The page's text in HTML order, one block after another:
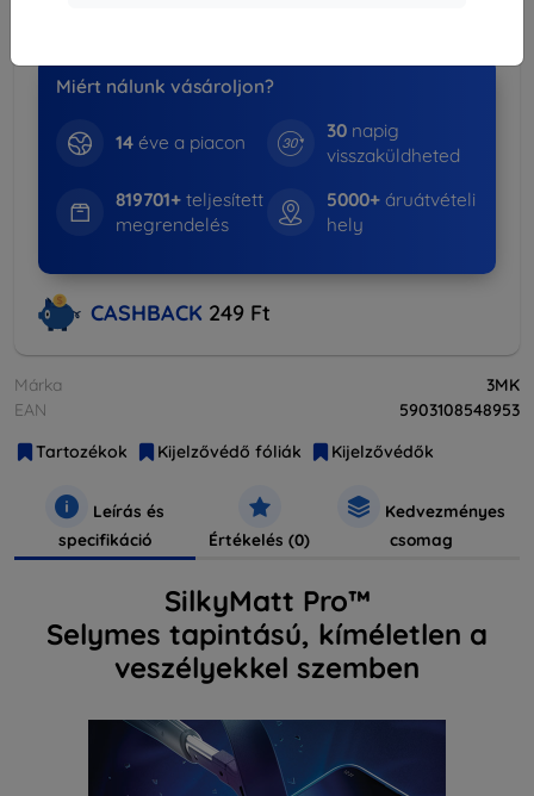
Miért nálunk vásároljon?
14éve a piacon
30 napig
visszaküldheted
819701+teljesített
megrendelés
5000+ áruátvételi
hely
CASHBACK 249 Ft
Márka
3MK
EAN
5903108548953
Tartozékok
Kijelzővédő fóliák Kijelzővédők
Leírás és
specifikáció
Értékelés (0)
Kedvezményes
csomag
SilkyMatt Pro™
Selymes tapintású, kíméletlen a
veszélyekkel szemben